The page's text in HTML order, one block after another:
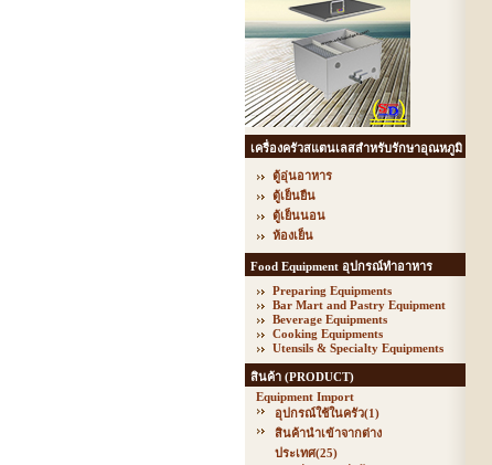
เครื่องครัวสแตนเลสสำหรับรักษาอุณหภูมิ
ตู้อุ่นอาหาร
ตู้เย็นยืน
ตู้เย็นนอน
ห้องเย็น
Food Equipment อุปกรณ์ทำอาหาร
Preparing Equipments
Bar Mart and Pastry Equipment
Beverage Equipments
Cooking Equipments
Utensils & Specialty Equipments
สินค้า (PRODUCT)
Equipment Import
อุปกรณ์ใช้ในครัว(1)
สินค้านำเข้าจากต่าง
ประเทศ(25)